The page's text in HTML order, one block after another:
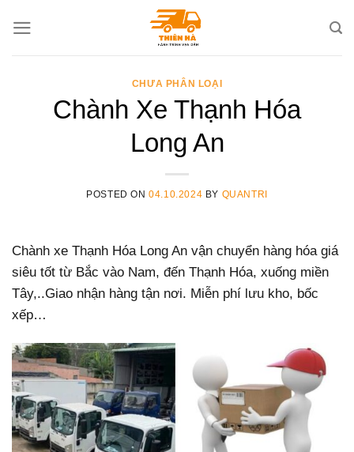
CHƯA PHÂN LOẠI
Chành Xe Thạnh Hóa
Long An
POSTED ON04.10.2024 BY QUANTRI
Chành xe Thạnh Hóa Long An vận chuyển hàng hóa giá
siêu tốt từ Bắc vào Nam, đến Thạnh Hóa, xuống miền
Tây,..Giao nhận hàng tận nơi. Miễn phí lưu kho, bốc
xếp…